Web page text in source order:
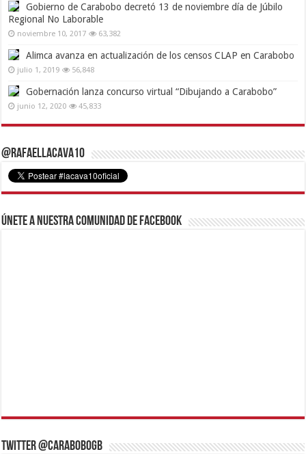
Gobierno de Carabobo decretó 13 de noviembre día de Júbilo
Regional No Laborable
noviembre 10, 2017 63,382
Alimca avanza en actualización de los censos CLAP en Carabobo
julio 1, 2019 56,848
Gobernación lanza concurso virtual “Dibujando a Carabobo”
junio 12, 2020 45,833
@RafaelLacava10
Únete a nuestra comunidad de Facebook
Twitter @CaraboboGB